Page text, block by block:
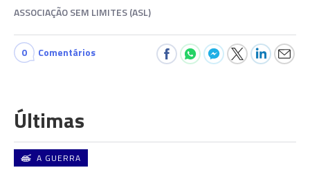
ASSOCIAÇÃO SEM LIMITES (ASL)
0 Comentários
Últimas
A GUERRA